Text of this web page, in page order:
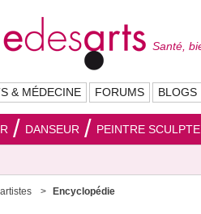
Santé,
& MÉDECINE FORUMS BLOGS
DANSEUR PEINTRE
Encyclopédie